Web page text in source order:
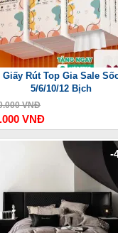
Giấy Rút Top Gia Sale
5/6/10/12 Bịch
VNĐ
VNĐ
-